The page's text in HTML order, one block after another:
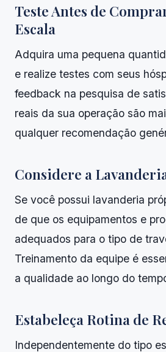
Teste Antes de
Escala
Adquira uma pequena
e realize testes com seus
feedback na pesquisa de
reais da sua operação são
qualquer recomendação
Considere a
Se você possui lavanderia
de que os equipamentos e
adequados para o tipo de
Treinamento da equipe é
a qualidade ao longo do
Estabeleça Rotina de
Independentemente do tipo